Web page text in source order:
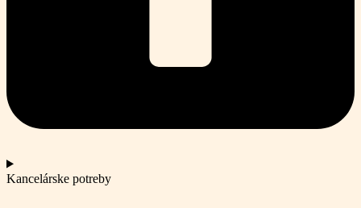
Kancelárske potreby